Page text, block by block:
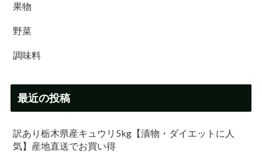
果物
野菜
調味料
最近の投稿
訳あり栃木県産キュウリ5kg【漬物・ダイエットに人
気】産地直送でお買い得